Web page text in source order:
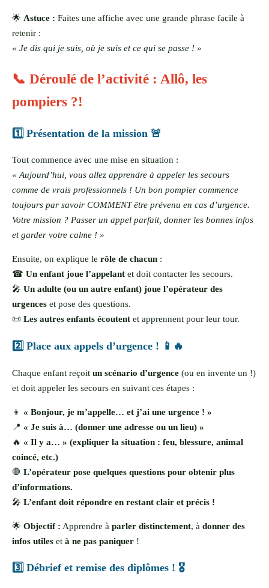
🌟 Astuce : Faites une affiche avec une grande phrase facile à
retenir :
« Je dis qui je suis, où je suis et ce qui se passe ! »
📞 Déroulé de l’activité : Allô, les
pompiers ?!
1️⃣ Présentation de la mission 🚨
Tout commence avec une mise en situation :
« Aujourd’hui, vous allez apprendre à appeler les secours
comme de vrais professionnels ! Un bon pompier commence
toujours par savoir COMMENT être prévenu en cas d’urgence.
Votre mission ? Passer un appel parfait, donner les bonnes infos
et garder votre calme ! »
Ensuite, on explique le rôle de chacun :
☎ Un enfant joue l’appelant et doit contacter les secours.
🎤 Un adulte (ou un autre enfant) joue l’opérateur des
urgences et pose des questions.
📜 Les autres enfants écoutent et apprennent pour leur tour.
2️⃣ Place aux appels d’urgence ! 📱🔥
Chaque enfant reçoit un scénario d’urgence (ou en invente un !)
et doit appeler les secours en suivant ces étapes :
👦 « Bonjour, je m’appelle… et j’ai une urgence ! »
📍 « Je suis à… (donner une adresse ou un lieu) »
🔥 « Il y a… » (expliquer la situation : feu, blessure, animal
coincé, etc.)
🛑 L’opérateur pose quelques questions pour obtenir plus
d’informations.
🎤 L’enfant doit répondre en restant clair et précis !
🌟 Objectif : Apprendre à parler distinctement, à donner des
infos utiles et à ne pas paniquer !
3️⃣ Débrief et remise des diplômes ! 🎖️